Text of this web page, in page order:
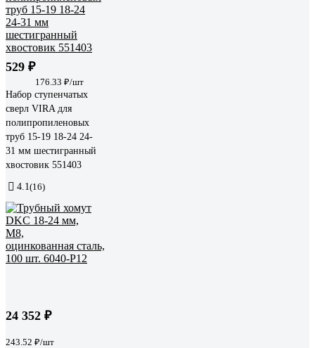
529 ₽
176.33 ₽/шт
Набор ступенчатых
сверл VIRA для
полипропиленовых
труб 15-19 18-24 24-
31 мм шестигранный
хвостовик 551403
4.1 (16)
24 352 ₽
243.52 ₽/шт